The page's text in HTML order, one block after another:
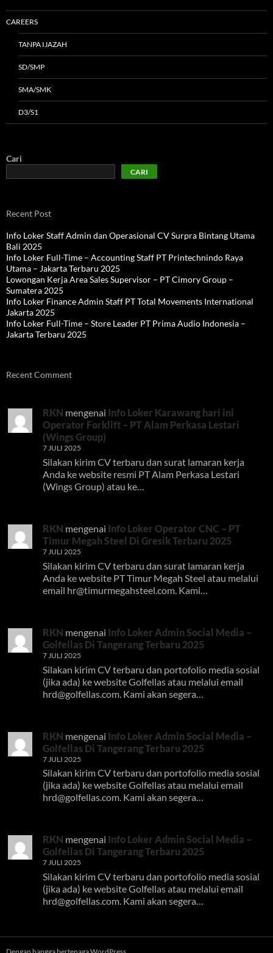
CAREERS
TANPA IJAZAH
SD/SMP
SMA/SMK
D3/S1
Cari
CARI
Recent Post
Info Loker Staff Admin dan Operasional CV Surpra Bintang Utama
Bali 2025
Info Loker Full-Time – Accounting Staff PT Printechnindo Raya
Utama – Jakarta Terbaru 2025
Lowongan Kerja Area Sales Supervisor – PT Cimory Group –
Sumatera 2025
Info Loker Finance Admin Staff PT Total Movements International
Jakarta 2025
Info Loker Full-Time – Store Leader PT Prima Audio Indonesia –
Jakarta Terbaru 2025
Recent Comment
RKN mengenai Info Loker Karawang hari ini
Operator Forklift – PT Alam Perkasa Lestari
(Wings Group)
7 JULI 2025
Silakan kirim CV terbaru dan surat lamaran kerja
Anda ke website resmi PT Alam Perkasa Lestari
(Wings Group) atau ke…
RKN mengenai Info Loker Operator CNC – PT
Timur Megah Steel Di Gresik Terbaru 2025
7 JULI 2025
Silakan kirim CV terbaru dan surat lamaran kerja
Anda ke website PT Timur Megah Steel atau melalui
email hr@timurmegahsteel.com. Kami…
RKN mengenai Info Loker Admin Social Media –
Golfellas Di Tangerang Terbaru 2025
7 JULI 2025
Silakan kirim CV terbaru dan portofolio media sosial
(jika ada) ke website Golfellas atau melalui email
hrd@golfellas.com . Kami akan segera…
RKN mengenai Info Loker Admin Social Media –
Golfellas Di Tangerang Terbaru 2025
7 JULI 2025
Silakan kirim CV terbaru dan portofolio media sosial
(jika ada) ke website Golfellas atau melalui email
hrd@golfellas.com. Kami akan segera…
RKN mengenai Info Loker Admin Social Media –
Golfellas Di Tangerang Terbaru 2025
7 JULI 2025
Silakan kirim CV terbaru dan portofolio media sosial
(jika ada) ke website Golfellas atau melalui email
hrd@golfellas.com. Kami akan segera…